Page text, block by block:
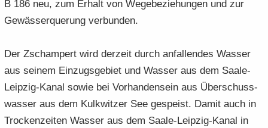
B 186 neu, zum Er­halt von We­ge­be­zie­hun­gen und zur
Ge­wäs­ser­que­rung ver­bun­den.
Der Zscham­pert wird der­zeit durch an­fal­len­des Was­ser
aus sei­nem Ein­zugs­ge­biet und Was­ser aus dem Saale-​
Leipzig-Kanal sowie bei Vor­han­den­sein aus Über­schuss­
was­ser aus dem Kulk­wit­zer See ge­speist. Damit auch in
Tro­cken­zei­ten Was­ser aus dem Saale-​Leipzig-Kanal in